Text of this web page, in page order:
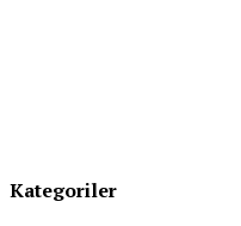
Kategoriler